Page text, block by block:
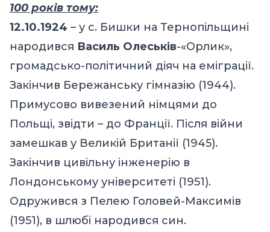
100 років тому:
12.10.1924 – у с. Бишки на Тернопільщині
народився Василь Олеськів-«Орлик»,
громадсько-політичний діяч на еміграції.
Закінчив Бережанську гімназію (1944).
Примусово вивезений німцями до
Польщі, звідти – до Франції. Після війни
замешкав у Великій Британії (1945).
Закінчив цивільну інженерію в
Лондонському університеті (1951).
Одружився з Пелею Головей-Максимів
(1951), в шлюбі народився син.